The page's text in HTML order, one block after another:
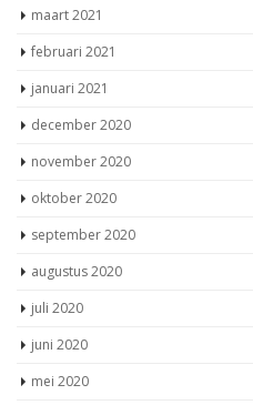
maart 2021
februari 2021
januari 2021
december 2020
november 2020
oktober 2020
september 2020
augustus 2020
juli 2020
juni 2020
mei 2020